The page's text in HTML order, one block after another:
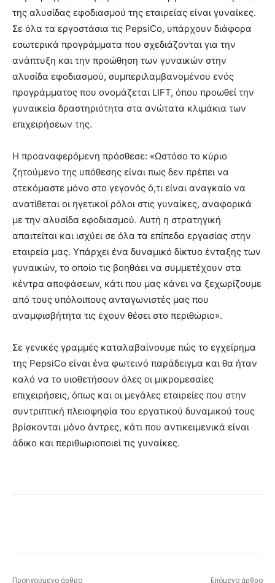
της αλυσίδας εφοδιασμού της εταιρείας είναι γυναίκες.
Σε όλα τα εργοστάσια τις PepsiCo, υπάρχουν διάφορα
εσωτερικά προγράμματα που σχεδιάζονται για την
ανάπτυξη και την προώθηση των γυναικών στην
αλυσίδα εφοδιασμού, συμπεριλαμβανομένου ενός
προγράμματος που ονομάζεται LIFT, όπου προωθεί την
γυναικεία δραστηριότητα στα ανώτατα κλιμάκια των
επιχειρήσεων της.
Η προαναφερόμενη πρόσθεσε: «Ωστόσο το κύριο
ζητούμενο της υπόθεσης είναι πως δεν πρέπει να
στεκόμαστε μόνο στο γεγονός ό,τι είναι αναγκαίο να
ανατίθεται οι ηγετικοί ρόλοι στις γυναίκες, αναφορικά
με την αλυσίδα εφοδιασμού. Αυτή η στρατηγική
απαιτείται και ισχύει σε όλα τα επίπεδα εργασίας στην
εταιρεία μας. Υπάρχει ένα δυναμικό δίκτυο ένταξης των
γυναικών, το οποίο τις βοηθάει να συμμετέχουν στα
κέντρα αποφάσεων, κάτι που μας κάνει να ξεχωρίζουμε
από τους υπόλοιπους ανταγωνιστές μας που
αναμφισβήτητα τις έχουν θέσει στο περιθώριο».
Σε γενικές γραμμές καταλαβαίνουμε πώς το εγχείρημα
της PepsiCo είναι ένα φωτεινό παράδειγμα και θα ήταν
καλό να το υιοθετήσουν όλες οι μικρομεσαίες
επιχειρήσεις, όπως και οι μεγάλες εταιρείες που στην
συντριπτική πλειοψηφία του εργατικού δυναμικού τους
βρίσκονται μόνο άντρες, κάτι που αντικειμενικά είναι
άδικο και περιθωριοποιεί τις γυναίκες.
Προηγούμενο άρθρο Επόμενο άρθρο